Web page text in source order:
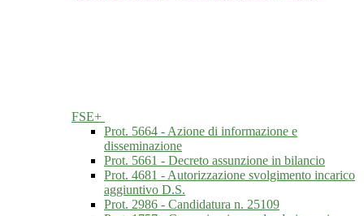
FSE+
Prot. 5664 - Azione di informazione e
disseminazione
Prot. 5661 - Decreto assunzione in bilancio
Prot. 4681 - Autorizzazione svolgimento incarico
aggiuntivo D.S.
Prot. 2986 - Candidatura n. 25109